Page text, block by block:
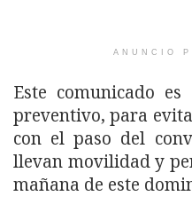
ANUNCIO
Este comunicado
preventivo, para
con el paso del
llevan movilidad y
mañana de este